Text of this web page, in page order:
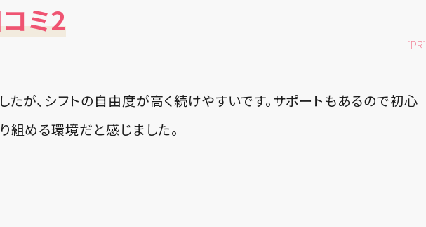
ミ2
[PR]
たが、シフトの自由度が高く続けやすいです。サポートもあるので初心
組める環境だと感じました。